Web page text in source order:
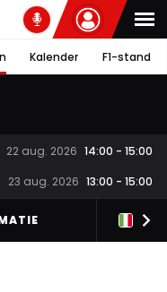
Kalender F1-stand
22 aug. 2026 14:00 - 15:00
23 aug. 2026 13:00 - 15:00